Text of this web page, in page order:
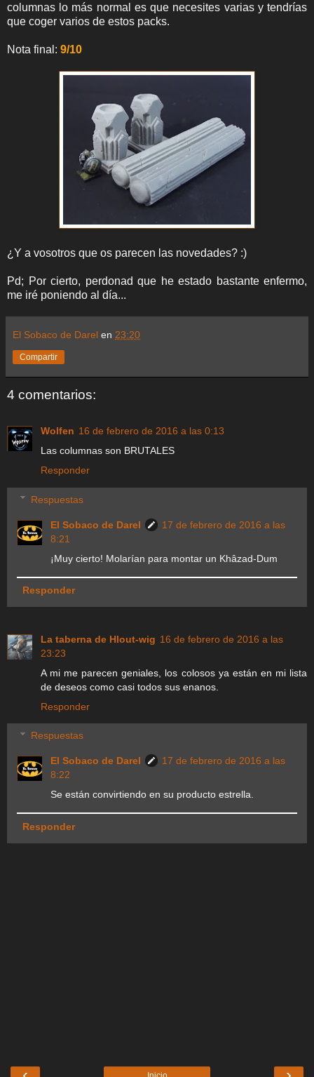
columnas lo más normal es que necesites varias y tendrías
que coger varios de estos packs.
Nota final: 9/10
¿Y a vosotros que os parecen las novedades? :)
Pd; Por cierto, perdonad que he estado bastante enfermo,
me iré poniendo al día...
El Sobaco de Darel en 23:20
Compartir
4 comentarios:
Wolfen 16 de febrero de 2016 a las 0:13
Las columnas son BRUTALES
Responder
Respuestas
El Sobaco de Darel
17 de febrero de 2016 a las
8:21
¡Muy cierto! Molarían para montar un Khâzad-Dum
Responder
La taberna de Hlout-wig 16 de febrero de 2016 a las
23:23
A mi me parecen geniales, los colosos ya están en mi lista
de deseos como casi todos sus enanos.
Responder
Respuestas
El Sobaco de Darel
17 de febrero de 2016 a las
8:22
Se están convirtiendo en su producto estrella.
Responder